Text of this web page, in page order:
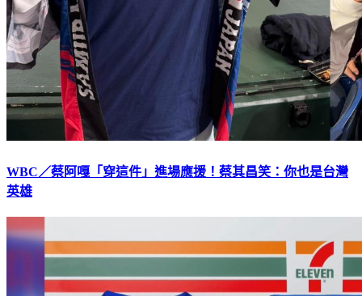
WBC／蔡阿嘎「穿這件」進場應援！蔡其昌笑：你也是台灣
英雄